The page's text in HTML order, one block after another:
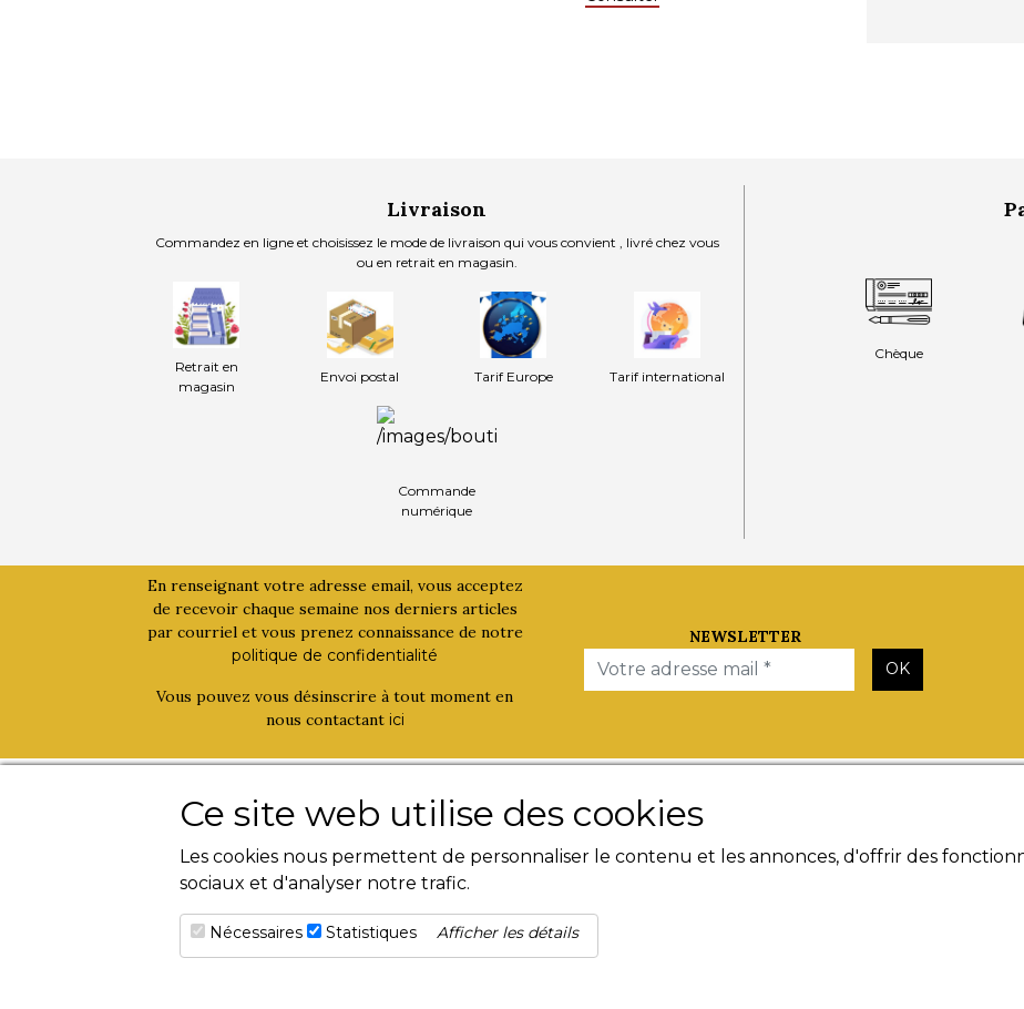
Ce site web utilise des cookies
Les cookies nous permettent de personnaliser le contenu et les annonces, d'offrir des
sociaux et d'analyser notre trafic.
Nécessaires Statistiques Afficher les détails
Livraison
Commandez en ligne et choisissez le mode de livraison qui vous convient , livré chez vous
ou en retrait en magasin.
Retrait en
magasin
Envoi postal Tarif Europe Tarif international
Commande
numérique
Chèque
En renseignant votre adresse email, vous acceptez
de recevoir chaque semaine nos derniers articles
par courriel et vous prenez connaissance de notre
politique de confidentialité
Vous pouvez vous désinscrire à tout moment en
nous contactant ici
NEWSLETTER
Email OK
Contact
Activités
Magazines
Evènements
Les Evènements
Nuit de la Bouinotte
Livres
Conditions